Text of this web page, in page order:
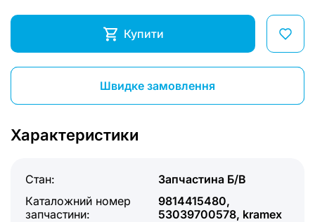
Купити
Швидке замовлення
Характеристики
Стан:
Запчастина Б/В
Каталожний номер
запчастини:
9814415480,
53039700578, kramex